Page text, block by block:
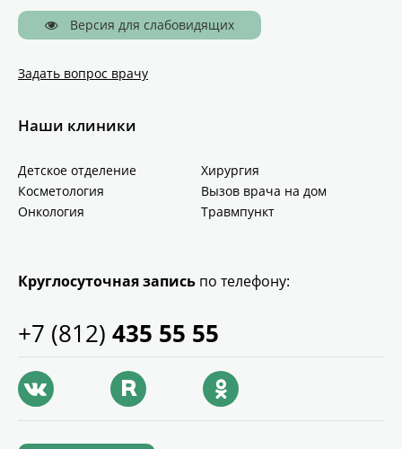
Версия для слабовидящих
Задать вопрос врачу
Наши клиники
Детское отделение
Хирургия
Косметология
Вызов врача на дом
Онкология
Травмпункт
Круглосуточная запись по телефону:
+7 (812) 435 55 55